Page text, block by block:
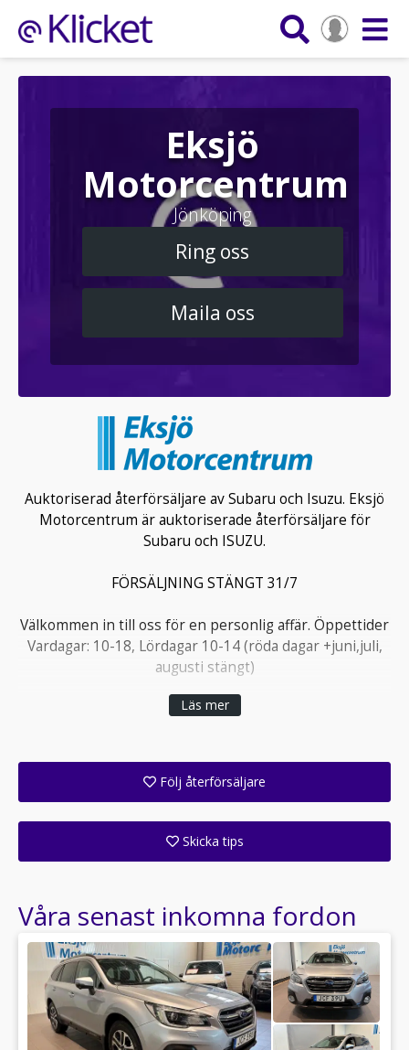
Eksjö
Motorcentrum
Jönköping
Ring oss
Maila oss
Auktoriserad återförsäljare av Subaru och Isuzu. Eksjö
Motorcentrum är auktoriserade återförsäljare för
Subaru och ISUZU.
FÖRSÄLJNING STÄNGT 31/7
Välkommen in till oss för en personlig affär. Öppettider
Vardagar: 10-18, Lördagar 10-14 (röda dagar +juni,juli,
augusti stängt)
Läs mer
Följ återförsäljare
Skicka tips
Våra senast inkomna fordon